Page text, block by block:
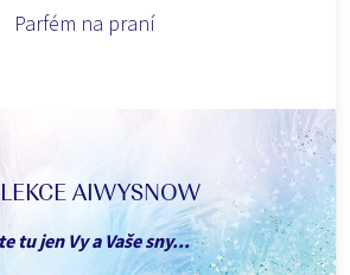
AIWYSNOW
tu jen Vy a Vaše sny...
Parfém na praní